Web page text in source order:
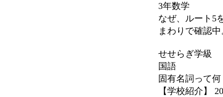
3年数学
なぜ、ルート5
まわりで確認中
せせらぎ学級
国語
固有名詞って何
【学校紹介】